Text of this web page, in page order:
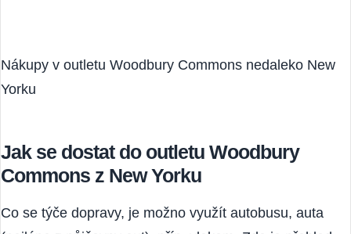
Nákupy v outletu Woodbury Commons nedaleko New
Jak se dostat do outletu Woodbury
Commons z New Yorku